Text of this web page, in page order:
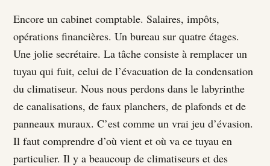
Encore un cabinet comptable. Salaires, impôts,
opérations financières. Un bureau sur quatre étages.
Une jolie secrétaire. La tâche consiste à remplacer un
tuyau qui fuit, celui de l’évacuation de la condensation
du climatiseur. Nous nous perdons dans le labyrinthe
de canalisations, de faux planchers, de plafonds et de
panneaux muraux. C’est comme un vrai jeu d’évasion.
Il faut comprendre d’où vient et où va ce tuyau en
particulier. Il y a beaucoup de climatiseurs et des